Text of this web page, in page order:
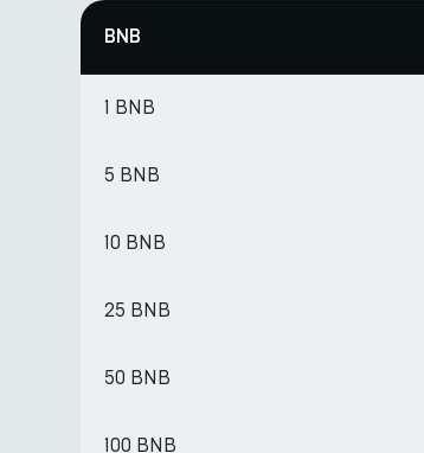
BNB
1 BNB
5 BNB
10 BNB
25 BNB
50 BNB
100 BNB